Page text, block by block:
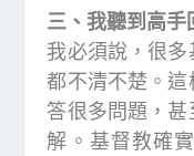
三、我聽到高手
我必須說，很多
都不清不楚。這
答很多問題，
解。基督教確